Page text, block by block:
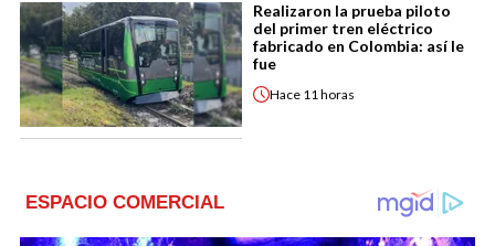
Realizaron la prueba piloto
del primer tren eléctrico
fabricado en Colombia: así le
fue
Hace 11 horas